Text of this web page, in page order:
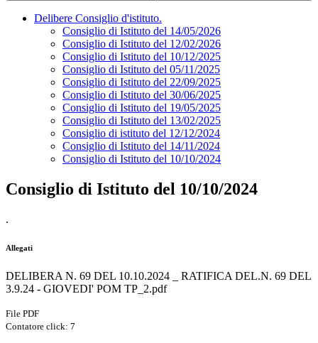
Delibere Consiglio d'istituto.
Consiglio di Istituto del 14/05/2026
Consiglio di Istituto del 12/02/2026
Consiglio di Istituto del 10/12/2025
Consiglio di Istituto del 05/11/2025
Consiglio di Istituto del 22/09/2025
Consiglio di Istituto del 30/06/2025
Consiglio di Istituto del 19/05/2025
Consiglio di Istituto del 13/02/2025
Consiglio di istituto del 12/12/2024
Consiglio di Istituto del 14/11/2024
Consiglio di Istituto del 10/10/2024
Consiglio di Istituto del 10/10/2024
.
Allegati
DELIBERA N. 69 DEL 10.10.2024 _ RATIFICA DEL.N. 69 DEL
3.9.24 - GIOVEDI' POM TP_2.pdf
File PDF
Contatore click: 7